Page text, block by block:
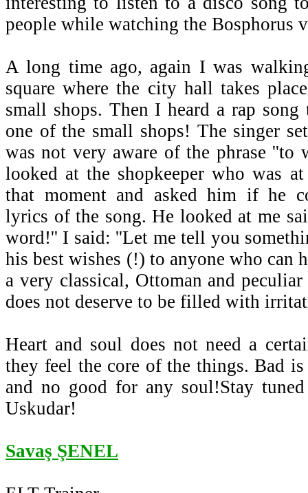
people while watching the Bosphorus
A long time ago, again I was
square where the city hall takes
small shops. Then I heard a rap
one of the small shops! The singer
was not very aware of the phrase ''to
looked at the shopkeeper who was
that moment and asked him if he
lyrics of the song. He looked at me
word!'' I said: ''Let me tell you
his best wishes (!) to anyone who can
a very classical, Ottoman and
does not deserve to be filled with
Heart and soul does not need a
they feel the core of the things. Bad
and no good for any soul!Stay
Uskudar!
Savaş ŞENEL